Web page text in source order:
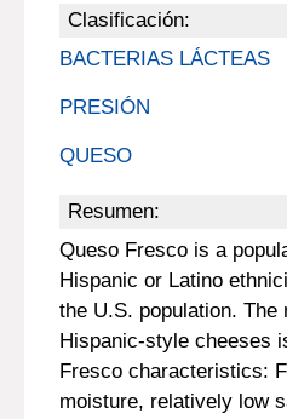
Clasificación:
BACTERIAS LÁCTEAS
PRESIÓN
QUESO
Resumen:
Queso Fresco is a
Hispanic or Latino
the U.S. population. The
Hispanic-style cheeses
Fresco characteristics:
moisture, relatively low